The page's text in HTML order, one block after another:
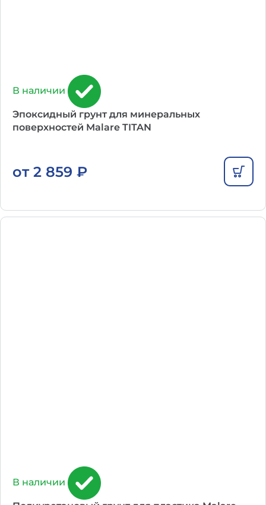
В наличии
Эпоксидный грунт для минеральных
поверхностей Malare TITAN
от 2 859 ₽
В наличии